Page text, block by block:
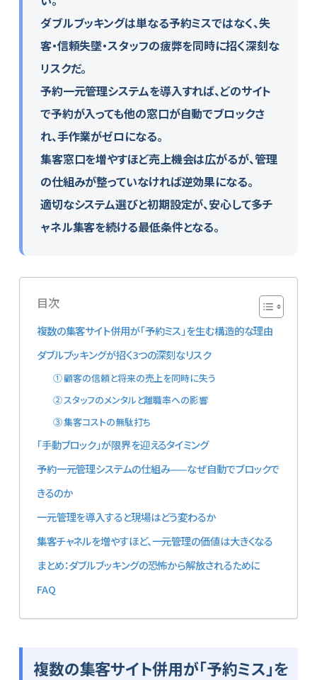
ダブルブッキングは単なる予約ミスではなく、失
客・信頼失墜・スタッフの疲弊を同時に招く深刻な
リスクだ。
予約一元管理システムを導入すれば、どのサイト
で予約が入っても他の窓口が自動でブロックさ
れ、手作業がゼロになる。
集客窓口を増やすほど売上機会は広がるが、管理
の仕組みが整っていなければ逆効果になる。
適切なシステム選びと初期設定が、安心して多チ
ャネル集客を続ける最低条件となる。
目次
複数の集客サイト併用が「予約ミス」を生む構造的な理由
ダブルブッキングが招く3つの深刻なリスク
① 顧客の信頼と将来の売上を同時に失う
② スタッフのメンタルと離職率への影響
③ 集客コストの無駄打ち
「手動ブロック」が限界を迎えるタイミング
予約一元管理システムの仕組み——なぜ自動でブロックで
きるのか
一元管理を導入すると現場はどう変わるか
集客チャネルを増やすほど、一元管理の価値は大きくなる
まとめ：ダブルブッキングの恐怖から解放されるために
FAQ
複数の集客サイト併用が「予約ミス」を